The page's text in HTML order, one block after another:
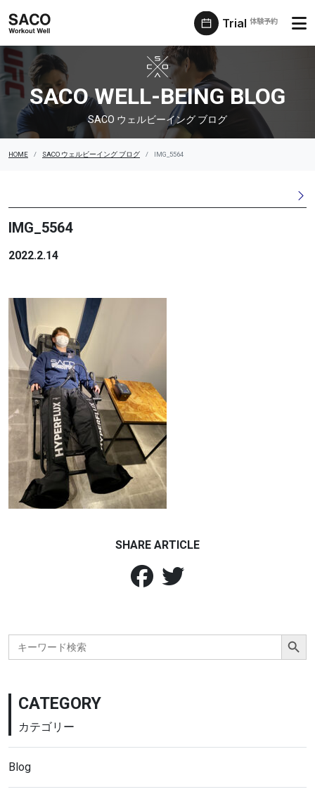
Trial 体験予約
SACO ウェルビーイング ブログ
SACO WELL-BEING BLOG
SACO ウェルビーイング ブログ
HOME SACO ウェルビーイング ブログ IMG_5564
IMG_5564
2022.2.14
SHARE ARTICLE
Search
for:
Search Button
CATEGORY
カテゴリー
Blog